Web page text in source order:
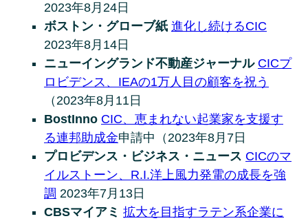
2023年8月24日
ボストン・グローブ紙 進化し続けるCIC
2023年8月14日
ニューイングランド不動産ジャーナル CICプ
ロビデンス、IEAの1万人目の顧客を祝う
（2023年8月11日
BostInno CIC、恵まれない起業家を支援す
る連邦助成金申請中（2023年8月7日
プロビデンス・ビジネス・ニュース CICのマ
イルストーン、R.I.洋上風力発電の成長を強
調 2023年7月13日
CBSマイアミ 拡大を目指すラテン系企業に